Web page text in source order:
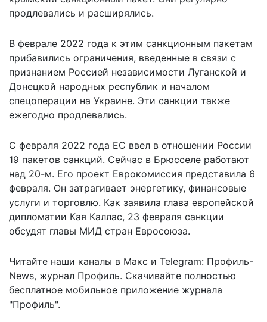
продлевались и расширялись.
В феврале 2022 года к этим санкционным пакетам
прибавились ограничения, введенные в связи с
признанием Россией независимости Луганской и
Донецкой народных республик и началом
спецоперации на Украине. Эти санкции также
ежегодно продлевались.
С февраля 2022 года ЕС ввел в отношении России
19 пакетов санкций. Сейчас в Брюсселе работают
над 20-м. Его проект Еврокомиссия представила 6
февраля. Он затрагивает энергетику, финансовые
услуги и торговлю. Как заявила глава европейской
дипломатии Кая Каллас, 23 февраля санкции
обсудят главы МИД стран Евросоюза.
Читайте наши каналы в Макс и Telegram: Профиль-
News, журнал Профиль. Скачивайте полностью
бесплатное мобильное приложение журнала
"Профиль".